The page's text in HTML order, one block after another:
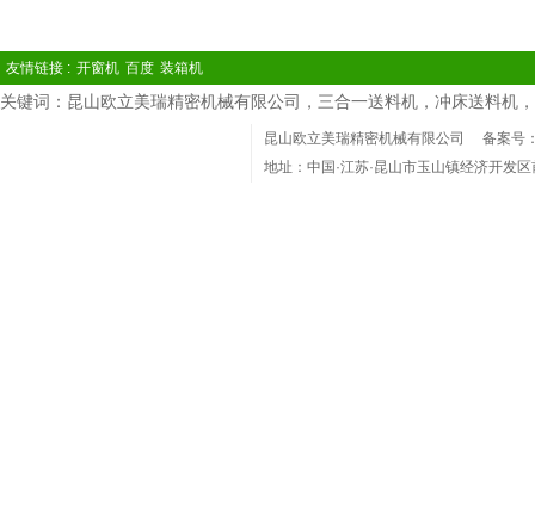
友情链接 : 开窗机 百度 装箱机
关键词：昆山欧立美瑞精密机械有限公司，三合一送料机，冲床送料机
昆山欧立美瑞精密机械有限公司 备案号
地址：中国·江苏·昆山市玉山镇经济开发